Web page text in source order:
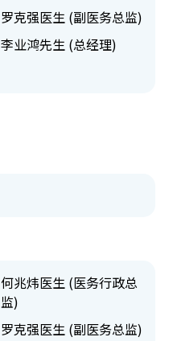
罗克强医生 (副医务总监)
李业鸿先生 (总经理)
何兆炜医生 (医务行政总
监)
罗克强医生 (副医务总监)